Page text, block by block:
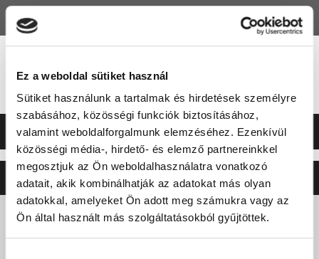
Ez a weboldal sütiket használ
Sütiket használunk a tartalmak és hirdetések személyre
szabásához, közösségi funkciók biztosításához,
valamint weboldalforgalmunk elemzéséhez. Ezenkívül
közösségi média-, hirdető- és elemző partnereinkkel
megosztjuk az Ön weboldalhasználatra vonatkozó
adatait, akik kombinálhatják az adatokat más olyan
adatokkal, amelyeket Ön adott meg számukra vagy az
Ön által használt más szolgáltatásokból gyűjtöttek.
©2026 ERSTE LIGA